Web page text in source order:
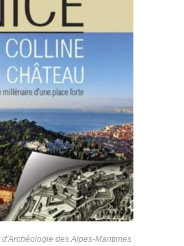
des Alpes-Maritimes